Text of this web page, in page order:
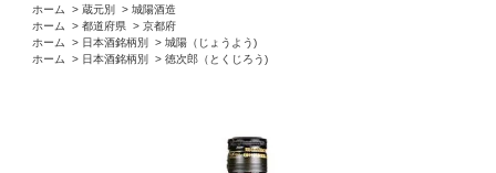
ホーム
> 蔵元別 > 城陽酒造
ホーム
> 都道府県 > 京都府
ホーム
> 日本酒銘柄別 > 城陽（じょうよう)
ホーム
> 日本酒銘柄別 > 徳次郎（とくじろう)